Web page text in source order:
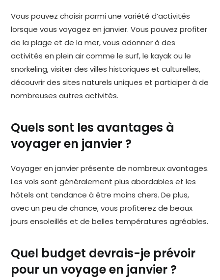
Vous pouvez choisir parmi une variété d’activités
lorsque vous voyagez en janvier. Vous pouvez profiter
de la plage et de la mer, vous adonner à des
activités en plein air comme le surf, le kayak ou le
snorkeling, visiter des villes historiques et culturelles,
découvrir des sites naturels uniques et participer à de
nombreuses autres activités.
Quels sont les avantages à
voyager en janvier ?
Voyager en janvier présente de nombreux avantages.
Les vols sont généralement plus abordables et les
hôtels ont tendance à être moins chers. De plus,
avec un peu de chance, vous profiterez de beaux
jours ensoleillés et de belles températures agréables.
Quel budget devrais-je prévoir
pour un voyage en janvier ?